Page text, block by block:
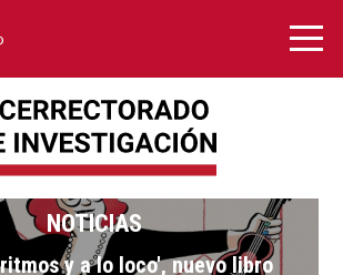
NOTICIAS
y a lo loco', nuevo libro